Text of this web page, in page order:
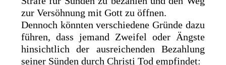
zur Versöhnung mit Gott zu öffnen.
Dennoch könnten verschiedene Gründe dazu
führen, dass jemand Zweifel oder Ängste
hinsichtlich der ausreichenden Bezahlung
seiner Sünden durch Christi Tod empfindet: